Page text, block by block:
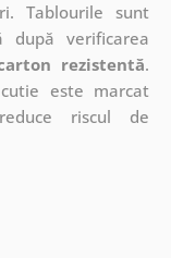
Tablourile sunt
după verificarea
rezistentă.
este marcat
riscul de